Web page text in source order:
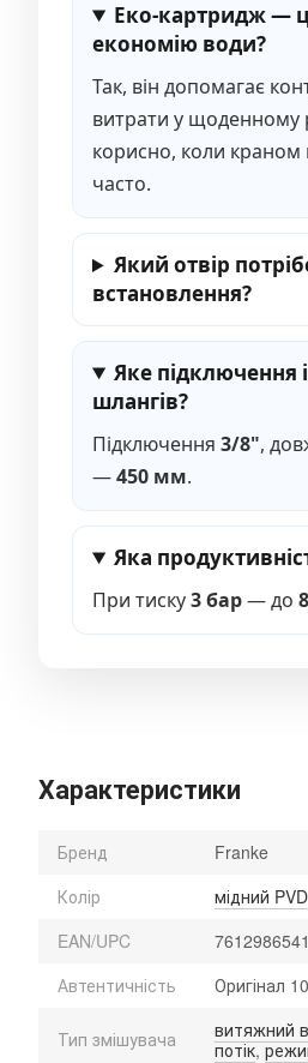
Еко-картридж —
економію води?
Так, він допомагає
витрати у
корисно, коли краном
часто.
Який отвір
встановлення?
Яке підключення
шлангів?
Підключення 3/8",
—450 мм.
Яка
При тиску3 бар— до
Характеристики
Бренд
Franke
Колір
мідний PVD
EAN/UPC
Автентичність
Оригінал
Тип змішувача витяжний
потік,